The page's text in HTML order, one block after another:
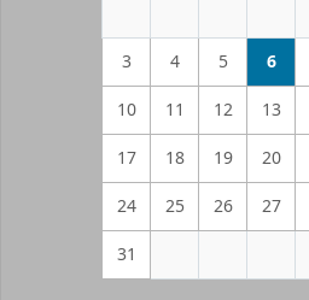
3 4 5 6
10 11 12 13
17 18 19 20
24 25 26 27
31